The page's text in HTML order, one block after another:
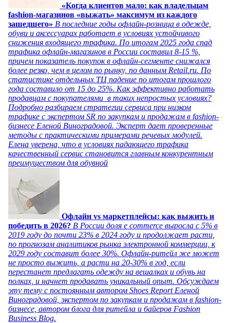
«Когда клиентов мало: как владельцам
fashion-магазинов «выжать» максимум из каждого
зашедшего» В последние годы офлайн-розница в одежде,
обуви и аксессуарах работает в условиях устойчивого
снижения входящего трафика. По итогам 2025 года спад
трафика офлайн-магазинов в России составил 8-15 %,
причем показатель покупок в офлайн-сегменте снижался
более резко, чем в целом по рынку, по данным Retail.ru. По
статистике отдельных ТЦ падение по итогам прошлого
года составило от 15 до 25%. Как эффективно работать
продавцам с покупателями в таких непростых условиях?
Подробно разбираем стратегии сервиса при низком
трафике с экспертом SR по закупкам и продажам в fashion-
бизнесе Еленой Виноградовой. Эксперт дает проверенные
методы с практическими примерами речевых модулей.
Елена уверена, что в условиях падающего трафика
качественный сервис становится главным конкурентным
преимуществом для обувной
Офлайн vs маркетплейсы: как выжить и
победить в 2026? В России доля e commerce выросла с 5% в
2019 году до почти 23% в 2024 году и продолжает расти,
по прогнозам аналитиков рынка электронной коммерции, к
2029 году составит более 30%. Офлайн-ритейл же может
не просто выжить, а расти на 20-30% в год, если
перестанет предлагать одежду на вешалках и обувь на
полках, и начнет продавать уникальный опыт. Обсуждаем
эту тему с постоянным автором Shoes Report Еленой
Виноградовой, экспертом по закупкам и продажам в fashion-
бизнесе, автором блога для ритейла и байеров Fashion
Business Blog.